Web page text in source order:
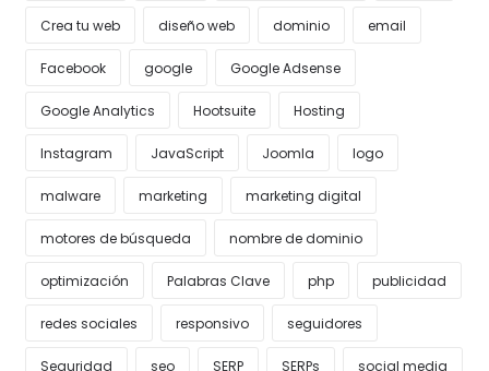
Crea tu web diseño web dominio email
Facebook google Google Adsense
Google Analytics Hootsuite Hosting
Instagram JavaScript Joomla logo
malware marketing marketing digital
motores de búsqueda nombre de dominio
optimización Palabras Clave php publicidad
redes sociales responsivo seguidores
Seguridad seo SERP SERPs social media